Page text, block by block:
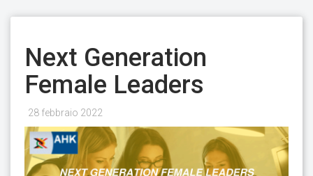
Next Generation
Female Leaders
28 febbraio 2022